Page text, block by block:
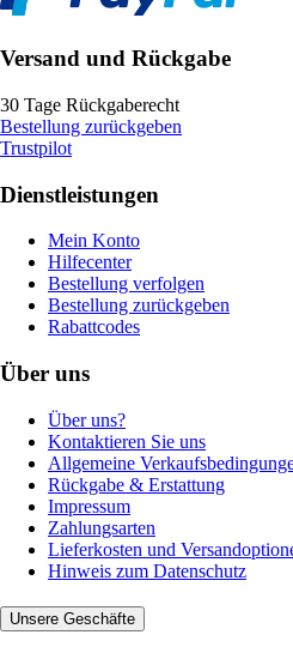
Versand und Rückgabe
30 Tage Rückgaberecht
Bestellung zurückgeben
Trustpilot
Dienstleistungen
Mein Konto
Hilfecenter
Bestellung verfolgen
Bestellung zurückgeben
Rabattcodes
Über uns
Über uns?
Kontaktieren Sie uns
Allgemeine
Rückgabe & Erstattung
Impressum
Zahlungsarten
Lieferkosten und
Hinweis zum Datenschutz
Unsere Geschäfte